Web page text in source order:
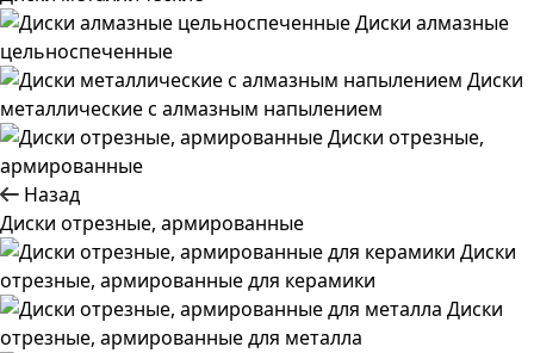
Диски алмазные
цельноспеченные
Диски
металлические с алмазным напылением
Диски отрезные,
армированные
Назад
Диски отрезные, армированные
Диски
отрезные, армированные для керамики
Диски
отрезные, армированные для металла